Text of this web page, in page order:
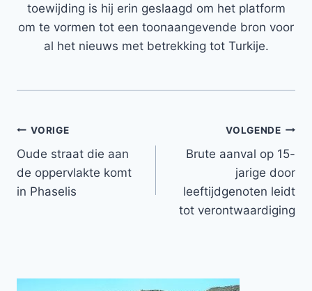
toewijding is hij erin geslaagd om het platform
om te vormen tot een toonaangevende bron voor
al het nieuws met betrekking tot Turkije.
Bericht
navigatie
VORIGE
Oude straat die aan
de oppervlakte komt
in Phaselis
VOLGENDE
Brute aanval op 15-
jarige door
leeftijdgenoten leidt
tot verontwaardiging